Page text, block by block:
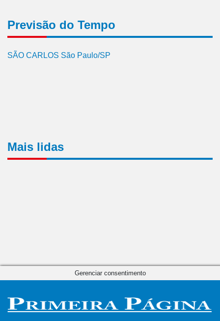
Previsão do Tempo
SÃO CARLOS São Paulo/SP
Mais lidas
Gerenciar consentimento